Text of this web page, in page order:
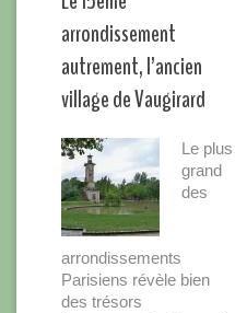
arrondissement
autrement, l’ancien
village de Vaugirard
Le plus
grand
des
arrondissements
Parisiens révèle bien
des trésors